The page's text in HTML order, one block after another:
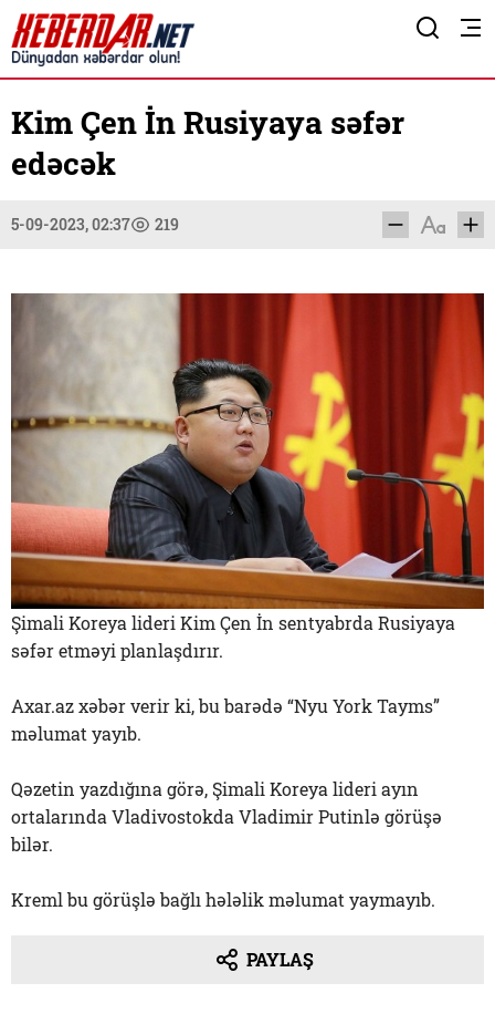
Kim Çen İn Rusiyaya səfər
edəcək
5-09-2023, 02:37 219
Şimali Koreya lideri Kim Çen İn sentyabrda Rusiyaya
səfər etməyi planlaşdırır.
Axar.az xəbər verir ki, bu barədə “Nyu York Tayms”
məlumat yayıb.
Qəzetin yazdığına görə, Şimali Koreya lideri ayın
ortalarında Vladivostokda Vladimir Putinlə görüşə
bilər.
Kreml bu görüşlə bağlı hələlik məlumat yaymayıb.
PAYLAŞ